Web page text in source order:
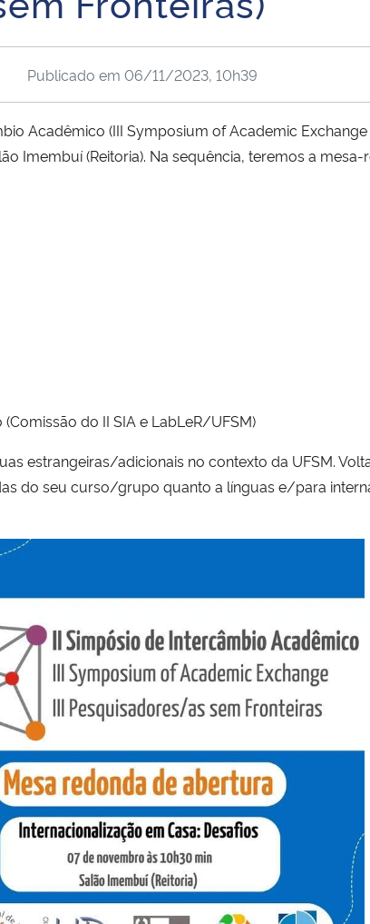
Publicado em 06/11/2023, 10h39
Acadêmico (III Symposium of Academic
Imembuí (Reitoria). Na sequência, teremos a mesa-
do II SIA e LabLeR/UFSM)
estrangeiras/adicionais no contexto da UFSM.
do seu curso/grupo quanto a línguas e/para